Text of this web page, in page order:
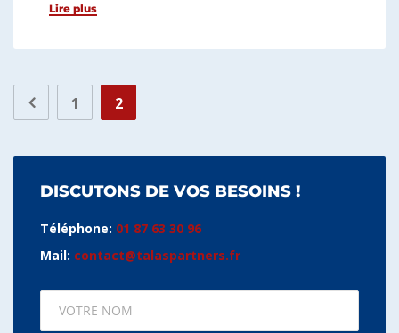
Lire plus
1 2
DISCUTONS DE VOS BESOINS !
Téléphone: 01 87 63 30 96
Mail: contact@talaspartners.fr